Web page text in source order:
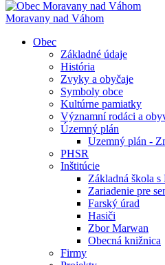
Moravany nad Váhom
Obec
Základné údaje
História
Zvyky a obyčaje
Symboly obce
Kultúrne pamiatky
Významní rodáci a
Územný plán
Uzemný plán -
PHSR
Inštitúcie
Základná škola
Zariadenie pre
Farský úrad
Hasiči
Zbor Marwan
Obecná knižnica
Firmy